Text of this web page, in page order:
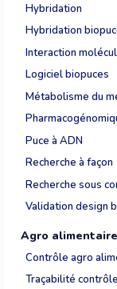
Hybridation
Hybridation
Interaction
Logiciel biopuces
Métabolisme du
Puce à ADN
Recherche à façon
Recherche sous
Validation design
Agro
Contrôle agro
Traçabilité